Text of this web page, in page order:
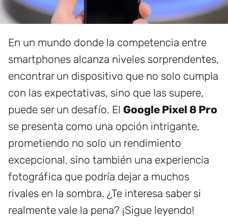
En un mundo donde la competencia entre
smartphones alcanza niveles sorprendentes,
encontrar un dispositivo que no solo cumpla
con las expectativas, sino que las supere,
puede ser un desafío. El Google Pixel 8 Pro
se presenta como una opción intrigante,
prometiendo no solo un rendimiento
excepcional, sino también una experiencia
fotográfica que podría dejar a muchos
rivales en la sombra. ¿Te interesa saber si
realmente vale la pena? ¡Sigue leyendo!